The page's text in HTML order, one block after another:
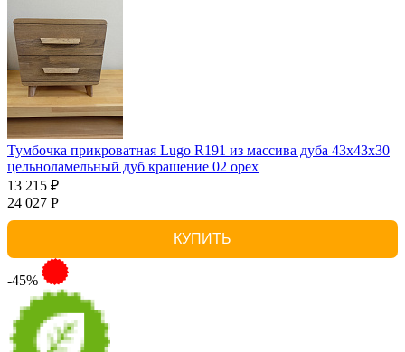
Тумбочка прикроватная Lugo R191 из массива дуба 43х43х30
цельноламельный дуб крашение 02 орех
13 215 ₽
24 027 Р
КУПИТЬ
-45%